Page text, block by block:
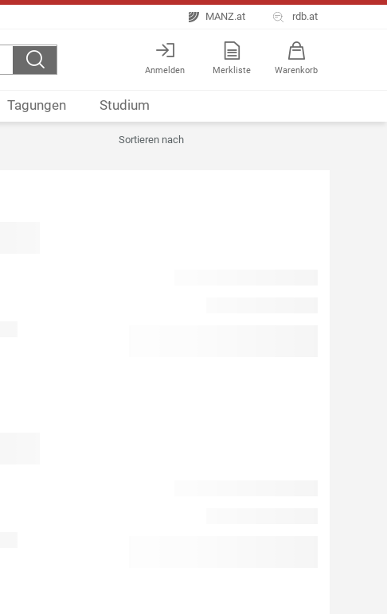
MANZ.at rdb.at
Anmelden Merkliste Warenkorb
Tagungen Studium
Sortieren nach